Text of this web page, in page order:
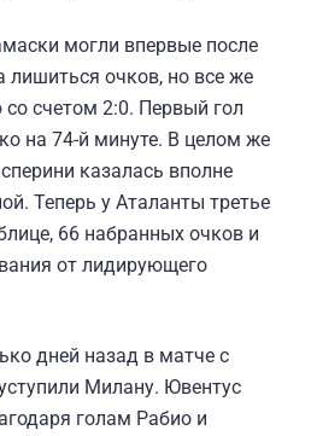
могли впервые после
лишиться очков, но все же
счетом 2:0. Первый гол
на 74-й минуте. В целом же
казалась вполне
Теперь у Аталанты третье
66 набранных очков и
от лидирующего
дней назад в матче с
Милану. Ювентус
голам Рабио и